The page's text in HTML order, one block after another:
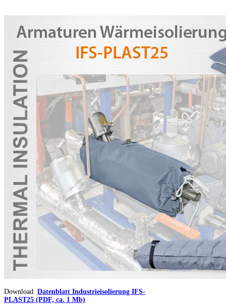
Download: Datenblatt Industrieisolierung IFS-
PLAST25 (PDF, ca. 1 Mb)